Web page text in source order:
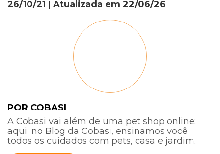
26/10/21 | Atualizada em 22/06/26
POR COBASI
A Cobasi vai além de uma pet shop online:
aqui, no Blog da Cobasi, ensinamos você
todos os cuidados com pets, casa e jardim.